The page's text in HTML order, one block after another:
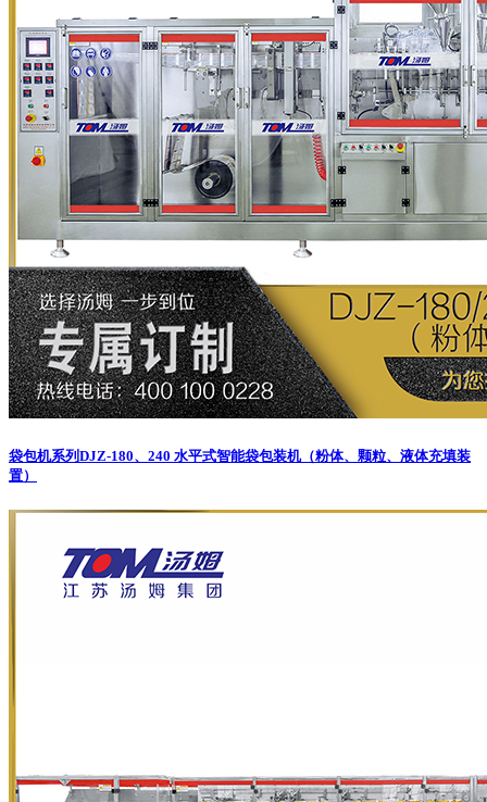
袋包机系列 DJZ-180、240 水平式智能袋包装机（粉体、颗粒、液体充填装
置）